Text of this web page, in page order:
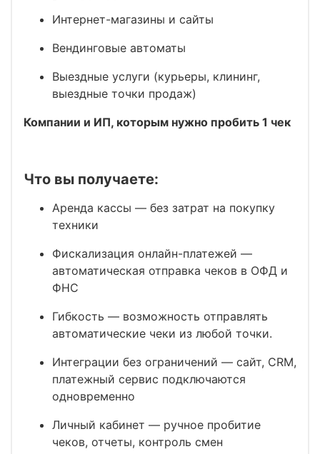
Интернет-магазины и сайты
Вендинговые автоматы
Выездные услуги (курьеры, клининг,
выездные точки продаж)
Компании и ИП, которым нужно пробить 1 чек
Что вы получаете:
Аренда кассы — без затрат на покупку
техники
Фискализация онлайн-платежей —
автоматическая отправка чеков в ОФД и
ФНС
Гибкость — возможность отправлять
автоматические чеки из любой точки.
Интеграции без ограничений — сайт, CRM,
платежный сервис подключаются
одновременно
Личный кабинет — ручное пробитие
чеков, отчеты, контроль смен